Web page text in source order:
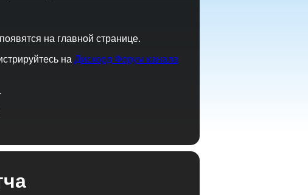
на главной странице.
на Дискорд Форум канала